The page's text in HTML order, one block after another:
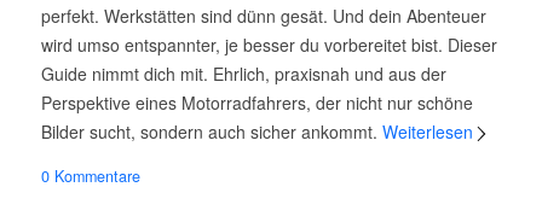
perfekt. Werkstätten sind dünn gesät. Und dein Abenteuer
wird umso entspannter, je besser du vorbereitet bist. Dieser
Guide nimmt dich mit. Ehrlich, praxisnah und aus der
Perspektive eines Motorradfahrers, der nicht nur schöne
Bilder sucht, sondern auch sicher ankommt. Weiterlesen
0 Kommentare